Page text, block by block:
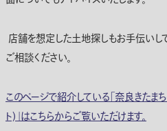
店舗を想定した土地探しもお手伝いし
ご相談ください。
このページで紹介している「奈良きたま
ト)」はこちらからご覧いただけます。